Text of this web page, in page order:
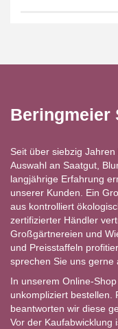
Beringmeier
Seit über siebzig
Auswahl an Saatgut,
langjährige Erfahrung
unserer Kunden. Ein
aus kontrolliert
zertifizierter Händler
Großgärtnereien und
und Preisstaffeln
sprechen Sie uns gerne
In unserem Online-
unkompliziert bestellen.
beantworten wir diese
Vor der Kaufabwicklung